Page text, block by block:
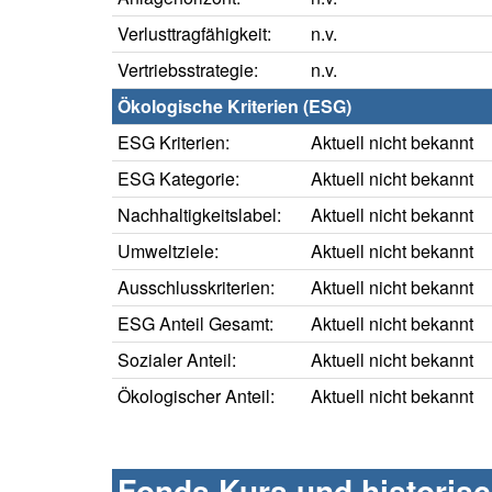
Verlusttragfähigkeit:
n.v.
Vertriebsstrategie:
n.v.
Ökologische Kriterien (ESG)
ESG Kriterien:
Aktuell nicht bekannt
ESG Kategorie:
Aktuell nicht bekannt
Nachhaltigkeitslabel:
Aktuell nicht bekannt
Umweltziele:
Aktuell nicht bekannt
Ausschlusskriterien:
Aktuell nicht bekannt
ESG Anteil Gesamt:
Aktuell nicht bekannt
Sozialer Anteil:
Aktuell nicht bekannt
Ökologischer Anteil:
Aktuell nicht bekannt